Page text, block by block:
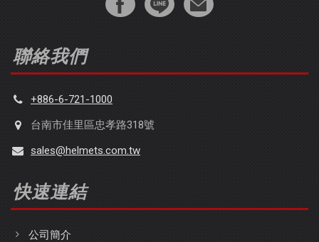
聯絡我們
+886-6-721-1000
台南市佳里區忠孝路318號
sales@helmets.com.tw
快速連結
公司簡介